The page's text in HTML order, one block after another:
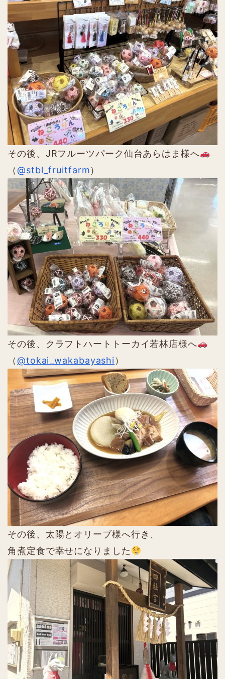
その後、JRフルーツパーク仙台あらはま様へ
（@stbl_fruitfarm）
その後、クラフトハートトーカイ若林店様へ
（@tokai_wakabayashi）
その後、太陽とオリーブ様へ行き、
角煮定食で幸せになりました